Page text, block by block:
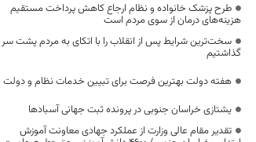
طرح پزشک خانواده و نظام ارجاع کاهش پرداخت مستقیم
هزینه‌های درمان از سوی مردم است
سخت‌ترین شرایط پس از انقلاب را با اتکای به مردم پشت سر
گذاشتیم
هفته دولت بهترین فرصت برای تبیین خدمات نظام و دولت
یشتازی خراسان جنوبی در پرونده ثبت جهانی آسبادها
تقدیر مقام عالی وزارت از عملکرد جهادی معاونت آموزش